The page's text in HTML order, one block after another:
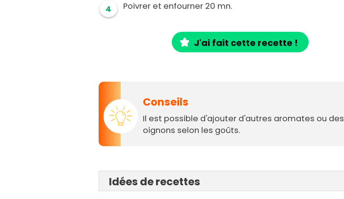
4 Poivrer et enfourner 20 mn.
J'ai fait cette recette !
Conseils
Il est possible d'ajouter d'autres aromates ou des
oignons selon les goûts.
Idées de recettes